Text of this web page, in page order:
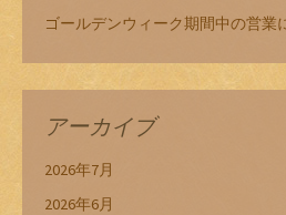
ゴールデンウィーク期間中の営業
アーカイブ
2026年7月
2026年6月